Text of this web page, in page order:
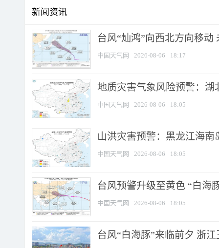
新闻资讯
台风“灿鸿”向西北方向移动
中国天气网 2026-08-06 18:17
地质灾害气象风险预警：湖
中国天气网 2026-08-06 18:05
山洪灾害预警：黑龙江海
中国天气网 2026-08-06 18:05
台风预警升级至黄色 “白海
中国天气网 2026-08-06 18:05
台风“白海豚”来临前夕 浙